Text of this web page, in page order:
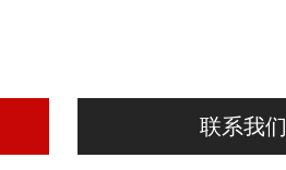
联系我们